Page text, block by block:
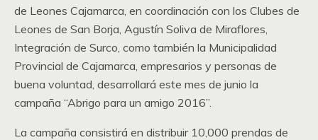
de Leones Cajamarca, en coordinación con los Clubes de
Leones de San Borja, Agustín Soliva de Miraflores,
Integración de Surco, como también la Municipalidad
Provincial de Cajamarca, empresarios y personas de
buena voluntad, desarrollará este mes de junio la
campaña “Abrigo para un amigo 2016”.
La campaña consistirá en distribuir 10,000 prendas de